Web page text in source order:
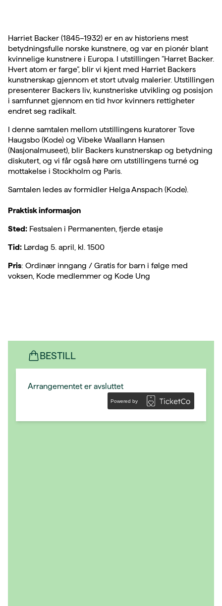
Harriet Backer (1845–1932) er en av historiens mest
betydningsfulle norske kunstnere, og var en pionér blant
kvinnelige kunstnere i Europa. I utstillingen ”Harret Backer.
Hvert atom er farge”, blir vi kjent med Harriet Backers
kunstnerskap gjennom et stort utvalg malerier. Utstillingen
presenterer Backers liv, kunstneriske utvikling og posisjon
i samfunnet gjennom en tid hvor kvinners rettigheter
endret seg radikalt.
I denne samtalen mellom utstillingens kuratorer Tove
Haugsbo (Kode) og Vibeke Waallann Hansen
(Nasjonalmuseet), blir Backers kunstnerskap og betydning
diskutert, og vi får også høre om utstillingens turné og
mottakelse i Stockholm og Paris.
Samtalen ledes av formidler Helga Anspach (Kode).
Praktisk informasjon
Sted: Festsalen i Permanenten, fjerde etasje
Tid: Lørdag 5. april, kl. 1500
Pris: Ordinær inngang / Gratis for barn i følge med
voksen, Kode medlemmer og Kode Ung